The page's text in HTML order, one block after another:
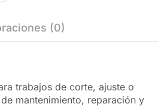
(0)
trabajos de corte, ajuste o
mantenimiento, reparación y